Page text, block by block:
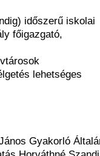
időszerű iskolai
főigazgató,
lehetséges
Gyakorló